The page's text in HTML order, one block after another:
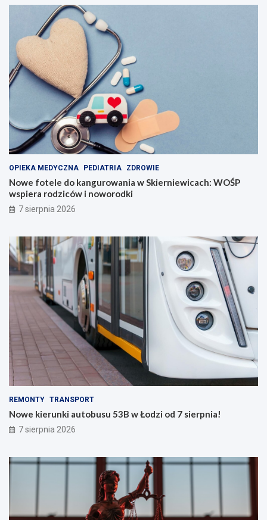
OPIEKA MEDYCZNA PEDIATRIA ZDROWIE
Nowe fotele do kangurowania w Skierniewicach: WOŚP
wspiera rodziców i noworodki
7 sierpnia 2026
REMONTY TRANSPORT
Nowe kierunki autobusu 53B w Łodzi od 7 sierpnia!
7 sierpnia 2026